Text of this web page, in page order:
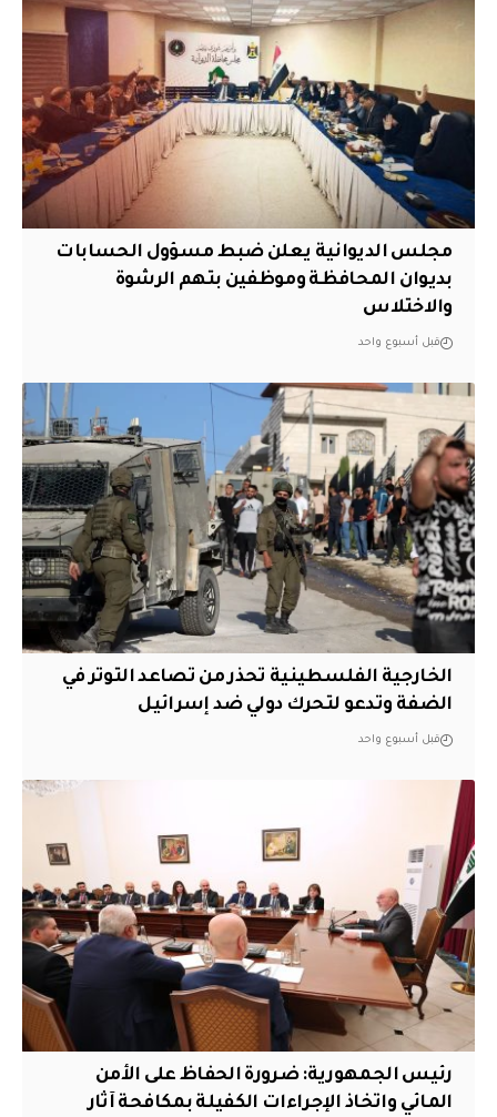
مجلس الديوانية يعلن ضبط مسؤول الحسابات
بديوان المحافظة وموظفين بتهم الرشوة
والاختلاس
قبل أسبوع واحد
الخارجية الفلسطينية تحذر من تصاعد التوتر في
الضفة وتدعو لتحرك دولي ضد إسرائيل
قبل أسبوع واحد
رئيس الجمهورية: ضرورة الحفاظ على الأمن
المائي واتخاذ الإجراءات الكفيلة بمكافحة آثار